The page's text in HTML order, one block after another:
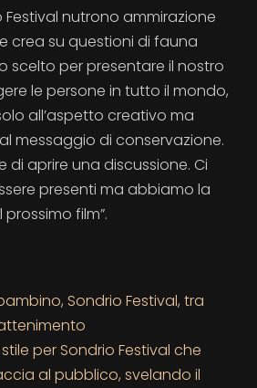
nutrono ammirazione
crea su questioni di fauna
scelto per presentare il nostro
le persone in tutto il mondo,
all’aspetto creativo ma
messaggio di conservazione.
di aprire una discussione. Ci
presenti ma abbiamo la
film”.
Sondrio Festival, tra
per Sondrio Festival che
al pubblico, svelando il